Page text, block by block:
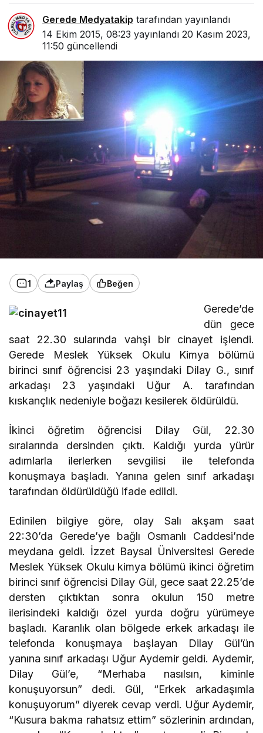
Gerede Medyatakip tarafından yayınlandı
14 Ekim 2015, 08:23 yayınlandı 20 Kasım 2023,
11:50 güncellendi
1 Paylaş Beğen
Gerede’de
dün gece
saat 22.30 sularında vahşi bir cinayet işlendi.
Gerede Meslek Yüksek Okulu Kimya bölümü
birinci sınıf öğrencisi 23 yaşındaki Dilay G., sınıf
arkadaşı 23 yaşındaki Uğur A. tarafından
kıskançlık nedeniyle boğazı kesilerek öldürüldü.
İkinci öğretim öğrencisi Dilay Gül, 22.30
sıralarında dersinden çıktı. Kaldığı yurda yürür
adımlarla ilerlerken sevgilisi ile telefonda
konuşmaya başladı. Yanına gelen sınıf arkadaşı
tarafından öldürüldüğü ifade edildi.
Edinilen bilgiye göre, olay Salı akşam saat
22:30’da Gerede’ye bağlı Osmanlı Caddesi’nde
meydana geldi. İzzet Baysal Üniversitesi Gerede
Meslek Yüksek Okulu kimya bölümü ikinci öğretim
birinci sınıf öğrencisi Dilay Gül, gece saat 22.25’de
dersten çıktıktan sonra okulun 150 metre
ilerisindeki kaldığı özel yurda doğru yürümeye
başladı. Karanlık olan bölgede erkek arkadaşı ile
telefonda konuşmaya başlayan Dilay Gül’ün
yanına sınıf arkadaşı Uğur Aydemir geldi. Aydemir,
Dilay Gül’e, “Merhaba nasılsın, kiminle
konuşuyorsun” dedi. Gül, “Erkek arkadaşımla
konuşuyorum” diyerek cevap verdi. Uğur Aydemir,
“Kusura bakma rahatsız ettim” sözlerinin ardından,